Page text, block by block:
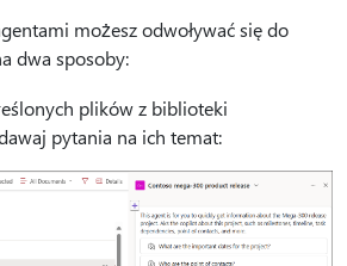
możesz odwoływać się do
dwa sposoby:
plików z biblioteki
pytania na ich temat: